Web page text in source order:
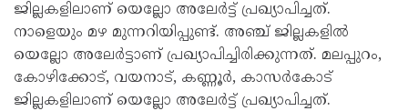
ജില്ലകളിലാണ് യെല്ലോ അലേര്‍ട്ട് പ്രഖ്യാപിച്ചത്.
നാളെയും മഴ മുന്നറിയിപ്പുണ്ട്. അഞ്ച് ജില്ലകളില്‍
യെല്ലോ അലേര്‍ട്ടാണ് പ്രഖ്യാപിച്ചിരിക്കുന്നത്. മലപ്പുറം,
കോഴിക്കോട്, വയനാട്, കണ്ണൂര്‍, കാസര്‍കോട്
ജില്ലകളിലാണ് യെല്ലോ അലേര്‍ട്ട് പ്രഖ്യാപിച്ചത്.